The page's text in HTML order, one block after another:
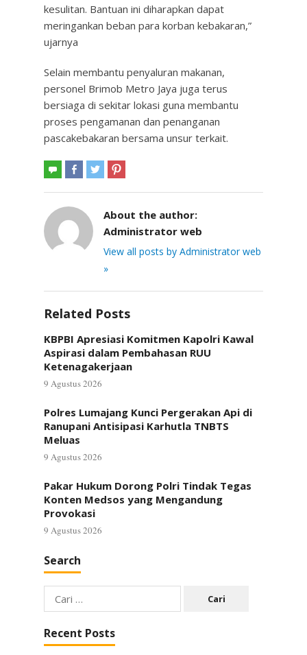
kesulitan. Bantuan ini diharapkan dapat
meringankan beban para korban kebakaran,”
ujarnya
Selain membantu penyaluran makanan,
personel Brimob Metro Jaya juga terus
bersiaga di sekitar lokasi guna membantu
proses pengamanan dan penanganan
pascakebakaran bersama unsur terkait.
About the author:
Administrator web
View all posts by Administrator web
»
Related Posts
KBPBI Apresiasi Komitmen Kapolri Kawal
Aspirasi dalam Pembahasan RUU
Ketenagakerjaan
9 Agustus 2026
Polres Lumajang Kunci Pergerakan Api di
Ranupani Antisipasi Karhutla TNBTS
Meluas
9 Agustus 2026
Pakar Hukum Dorong Polri Tindak Tegas
Konten Medsos yang Mengandung
Provokasi
9 Agustus 2026
Search
Cari
untuk:
Recent Posts